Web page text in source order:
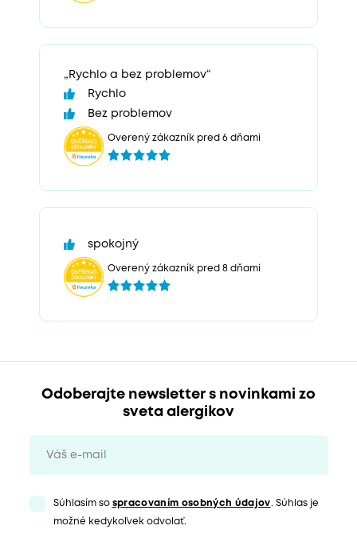
„Rychlo a bez problemov“
Rychlo
Bez problemov
Overený zákazník pred 6 dňami
spokojný
Overený zákazník pred 8 dňami
Odoberajte newsletter s novinkami zo
sveta alergikov
Súhlasím so spracovaním osobných údajov. Súhlas je
možné kedykoľvek odvolať.